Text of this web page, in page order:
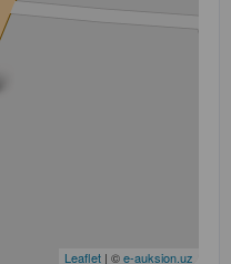
Leaflet | ©e-auksion.uz